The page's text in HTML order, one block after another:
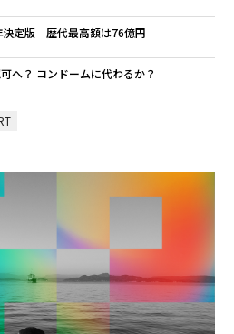
決定版 歴代最高額は76億円
へ？ コンドームに代わるか？